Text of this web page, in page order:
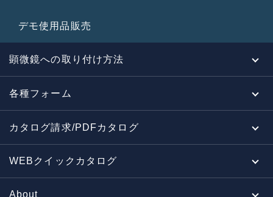
デモ使用品販売
顕微鏡への取り付け方法
各種フォーム
カタログ請求/PDFカタログ
WEBクイックカタログ
About